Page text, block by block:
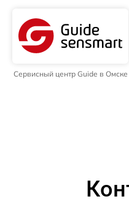
Сервисный центр Guide в Омске